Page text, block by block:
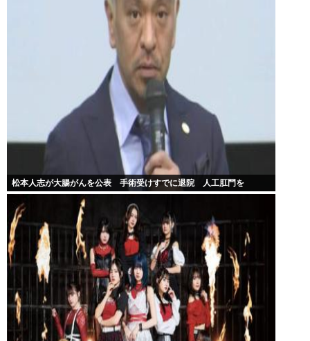
松本人志が大腸がんを公表 手術受けすでに退院 人工肛門を